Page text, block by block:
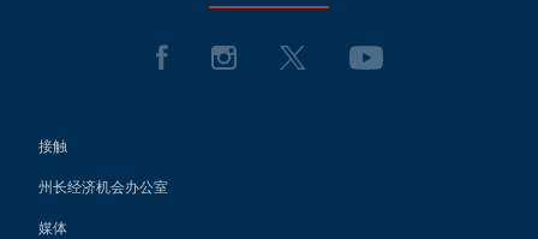
接触
州长经济机会办公室
媒体